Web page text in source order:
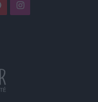
PinterestInstagram